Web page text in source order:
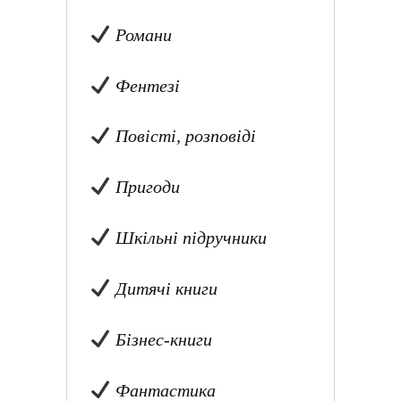
Романи
Фентезі
Повісті, розповіді
Пригоди
Шкільні підручники
Дитячі книги
Бізнес-книги
Фантастика